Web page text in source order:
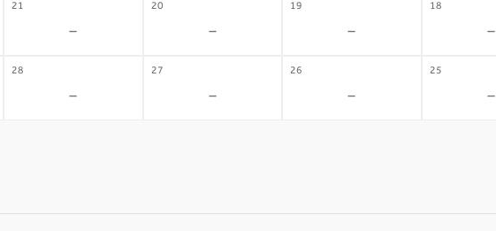
18
-
19
-
20
-
21
-
25
-
26
-
27
-
28
-